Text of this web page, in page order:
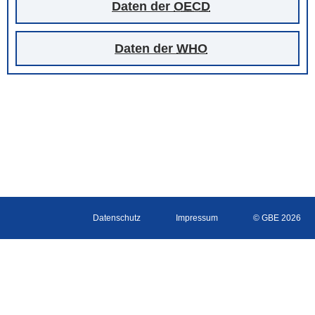
Daten der OECD
Daten der WHO
Datenschutz Impressum © GBE 2026